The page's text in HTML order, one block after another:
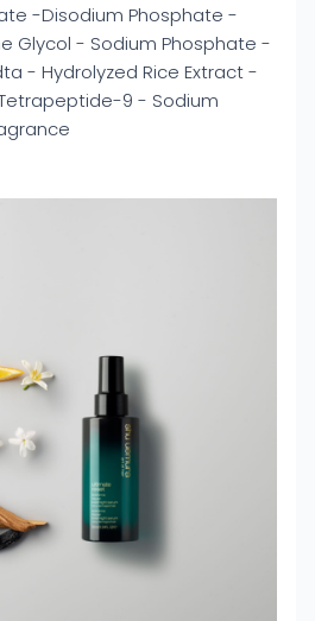
-Disodium Phosphate -
Glycol - Sodium Phosphate -
- Hydrolyzed Rice Extract -
9 - Sodium